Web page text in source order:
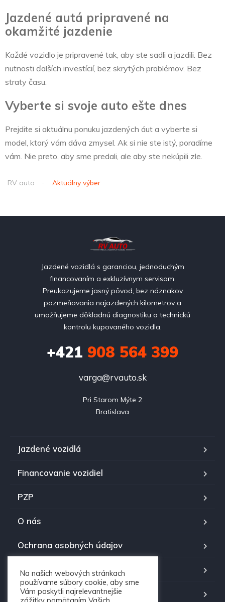
Jazdené autá pripravené na
okamžité jazdenie
Každé vozidlo je pripravené tak, aby ste sadli a jazdili. Bez
nutnosti ďalších investícií, bez skrytých problémov. Bez
straty času.
Vyberte si svoje auto ešte dnes
Prejdite si aktuálnu ponuku jazdených áut a vyberte si
model, ktorý vám dáva zmysel. Ak si nie ste istý, poradíme
vám. Nie preto, aby sme predali, ale aby ste nekúpili zle.
RV auto Aktuálny výber
Jazdené vozidlá s garanciou, jednoduchým
financovaním a exkluzívnym servisom.
Preukazujeme jasný pôvod, bez náznakov
pozmeňovania najazdených kilometrov a
umožňujeme dôkladnú diagnostiku a technickú
kontrolu kupovaného vozidla.
+421 908 564 399
varga@rvauto.sk
Pri Starom Mýte 2
Bratislava
Jazdené vozidlá
Financovanie vozidiel
PZP
O nás
Ochrana osobných údajov
Kontakt RV auto
Časté otázky
Na našich webových stránkach
používame súbory cookie, aby sme
Vám poskytli najrelevantnejšie